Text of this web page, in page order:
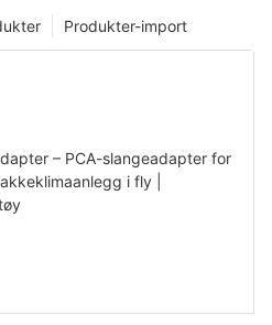
Produkter-import